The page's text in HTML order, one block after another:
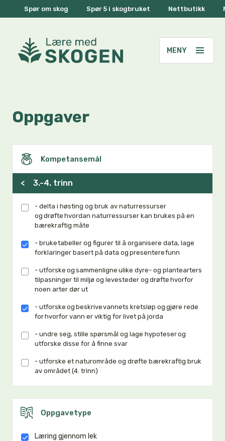
Spør om skog Spør 5 i skogbruket Nettbutikk
Oppgaver
Kompetansemål
< 3.-4. trinn
- delta i høsting og bruk av naturressurser
og drøfte hvordan naturressurser kan brukes på en
bærekraftig måte
- bruke tabeller og figurer til å organisere data, lage
forklaringer basert på data og presentere funn
- utforske og sammenligne ulike dyre- og plantearters
tilpasninger til miljø og levesteder og drøfte hvorfor
noen arter dør ut
- utforske og beskrive vannets kretsløp og gjøre rede
for hvorfor vann er viktig for livet på jorda
- undre seg, stille spørsmål og lage hypoteser og
utforske disse for å finne svar
- utforske et naturområde og drøfte bærekraftig bruk
av området (4. trinn)
Oppgavetype
Læring gjennom lek